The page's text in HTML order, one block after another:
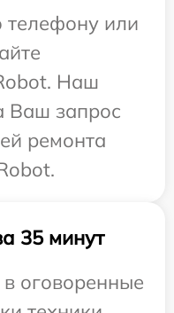
телефону или
Наш
Ваш запрос
ремонта
35 минут
оговоренные